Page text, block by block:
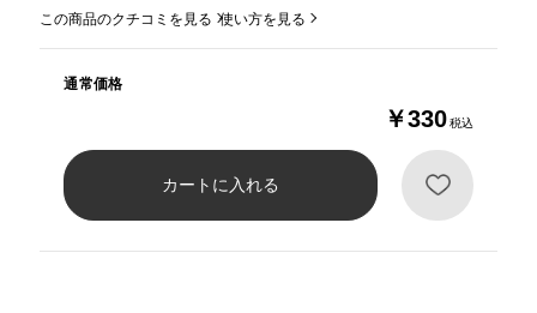
この商品のクチコミを見る 使い方を見る
通常価格
￥330税込